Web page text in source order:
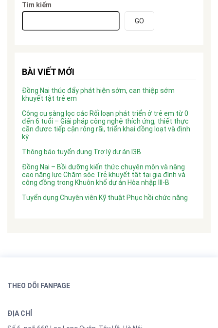
Tìm kiếm
GO
BÀI VIẾT MỚI
Đồng Nai thúc đẩy phát hiện sớm, can thiệp sớm
khuyết tật trẻ em
Công cụ sàng lọc các Rối loạn phát triển ở trẻ em từ 0
đến 6 tuổi – Giải pháp công nghệ thích ứng, thiết thực
cần được tiếp cận rộng rãi, triển khai đồng loạt và định
kỳ
Thông báo tuyển dụng Trợ lý dự án I3B
Đồng Nai – Bồi dưỡng kiến thức chuyên môn và nâng
cao năng lực Chăm sóc Trẻ khuyết tật tại gia đình và
cộng đồng trong Khuôn khổ dự án Hòa nhập III-B
Tuyển dụng Chuyên viên Kỹ thuật Phục hồi chức năng
THEO DÕI FANPAGE
ĐỊA CHỈ